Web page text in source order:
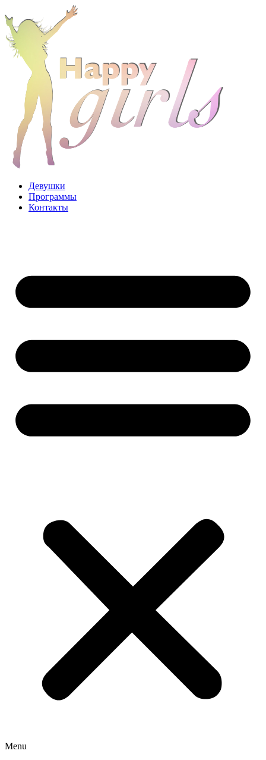
к
содержимому
Девушки
Программы
Контакты
Menu